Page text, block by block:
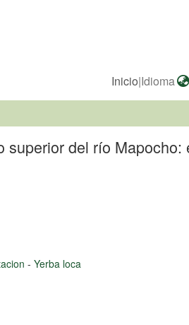
Inicio|Idioma
del río Mapocho:
- Yerba loca